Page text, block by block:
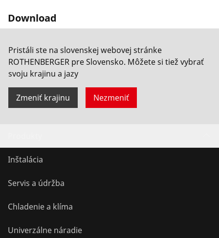
Download
Code of Conduct EN
Pristáli ste na slovenskej webovej stránke
ROTHENBERGER pre Slovensko. Môžete si tiež vybrať
svoju krajinu a jazy
Zmeniť krajinu Nezmeniť
Inštalácia
Servis a údržba
Chladenie a klíma
Univerzálne náradie